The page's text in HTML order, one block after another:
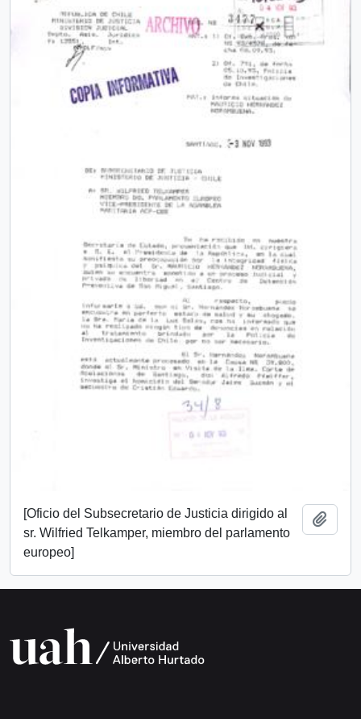
[Oficio del Subsecretario de Justicia dirigido al
sr. Wilfried Telkamper, miembro del parlamento
europeo]